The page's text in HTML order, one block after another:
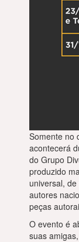
Somente no
acontecerá
do Grupo
produzido
universal,
autores
peças
O evento é
suas